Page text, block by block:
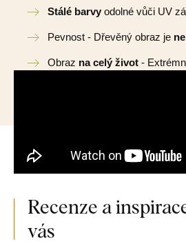
Stálé barvy odolné vůči UV
Pevnost - Dřevěný obraz je
Obraz na celý život -
Recenze a
vás